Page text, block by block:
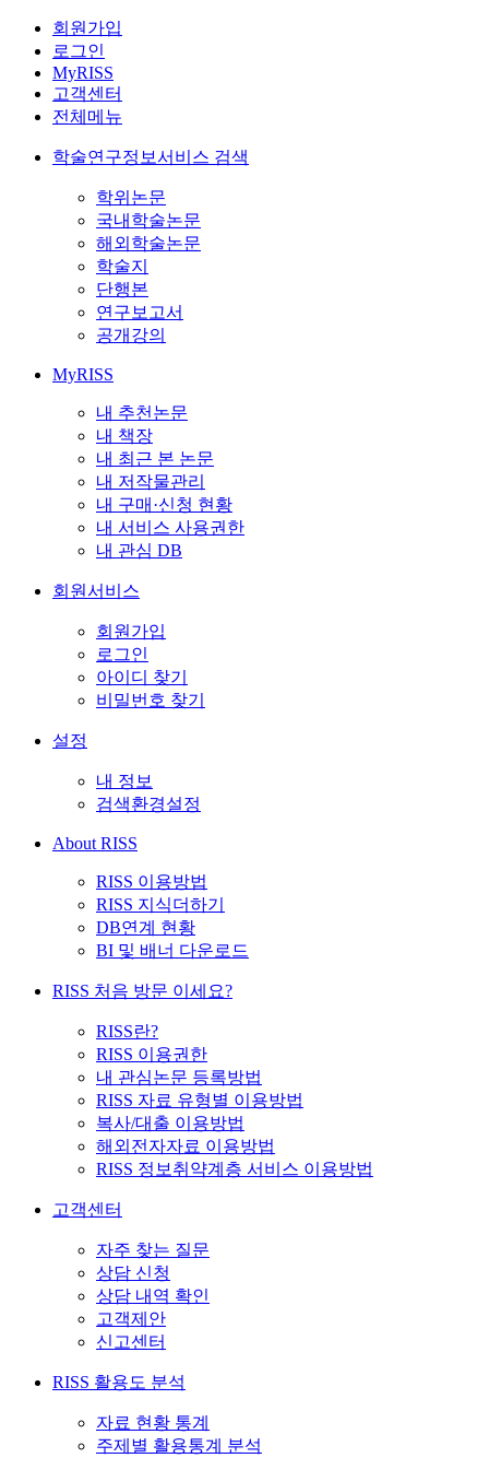
회원가입
로그인
MyRISS
고객센터
전체메뉴
학술연구정보서비스 검색
학위논문
국내학술논문
해외학술논문
학술지
단행본
연구보고서
공개강의
MyRISS
내 추천논문
내 책장
내 최근 본 논문
내 저작물관리
내 구매·신청 현황
내 서비스 사용권한
내 관심 DB
회원서비스
회원가입
로그인
아이디 찾기
비밀번호 찾기
설정
내 정보
검색환경설정
About RISS
RISS 이용방법
RISS 지식더하기
DB연계 현황
BI 및 배너 다운로드
RISS 처음 방문 이세요?
RISS란?
RISS 이용권한
내 관심논문 등록방법
RISS 자료 유형별 이용방법
복사/대출 이용방법
해외전자자료 이용방법
RISS 정보취약계층 서비스 이용방법
고객센터
자주 찾는 질문
상담 신청
상담 내역 확인
고객제안
신고센터
RISS 활용도 분석
자료 현황 통계
주제별 활용통계 분석